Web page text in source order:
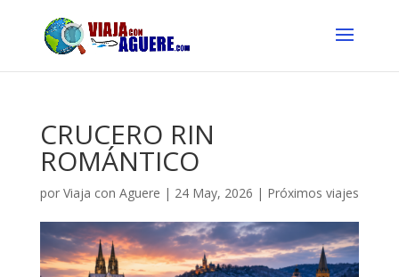
CRUCERO RIN
ROMÁNTICO
por Viaja con Aguere | 24 May, 2026 | Próximos viajes